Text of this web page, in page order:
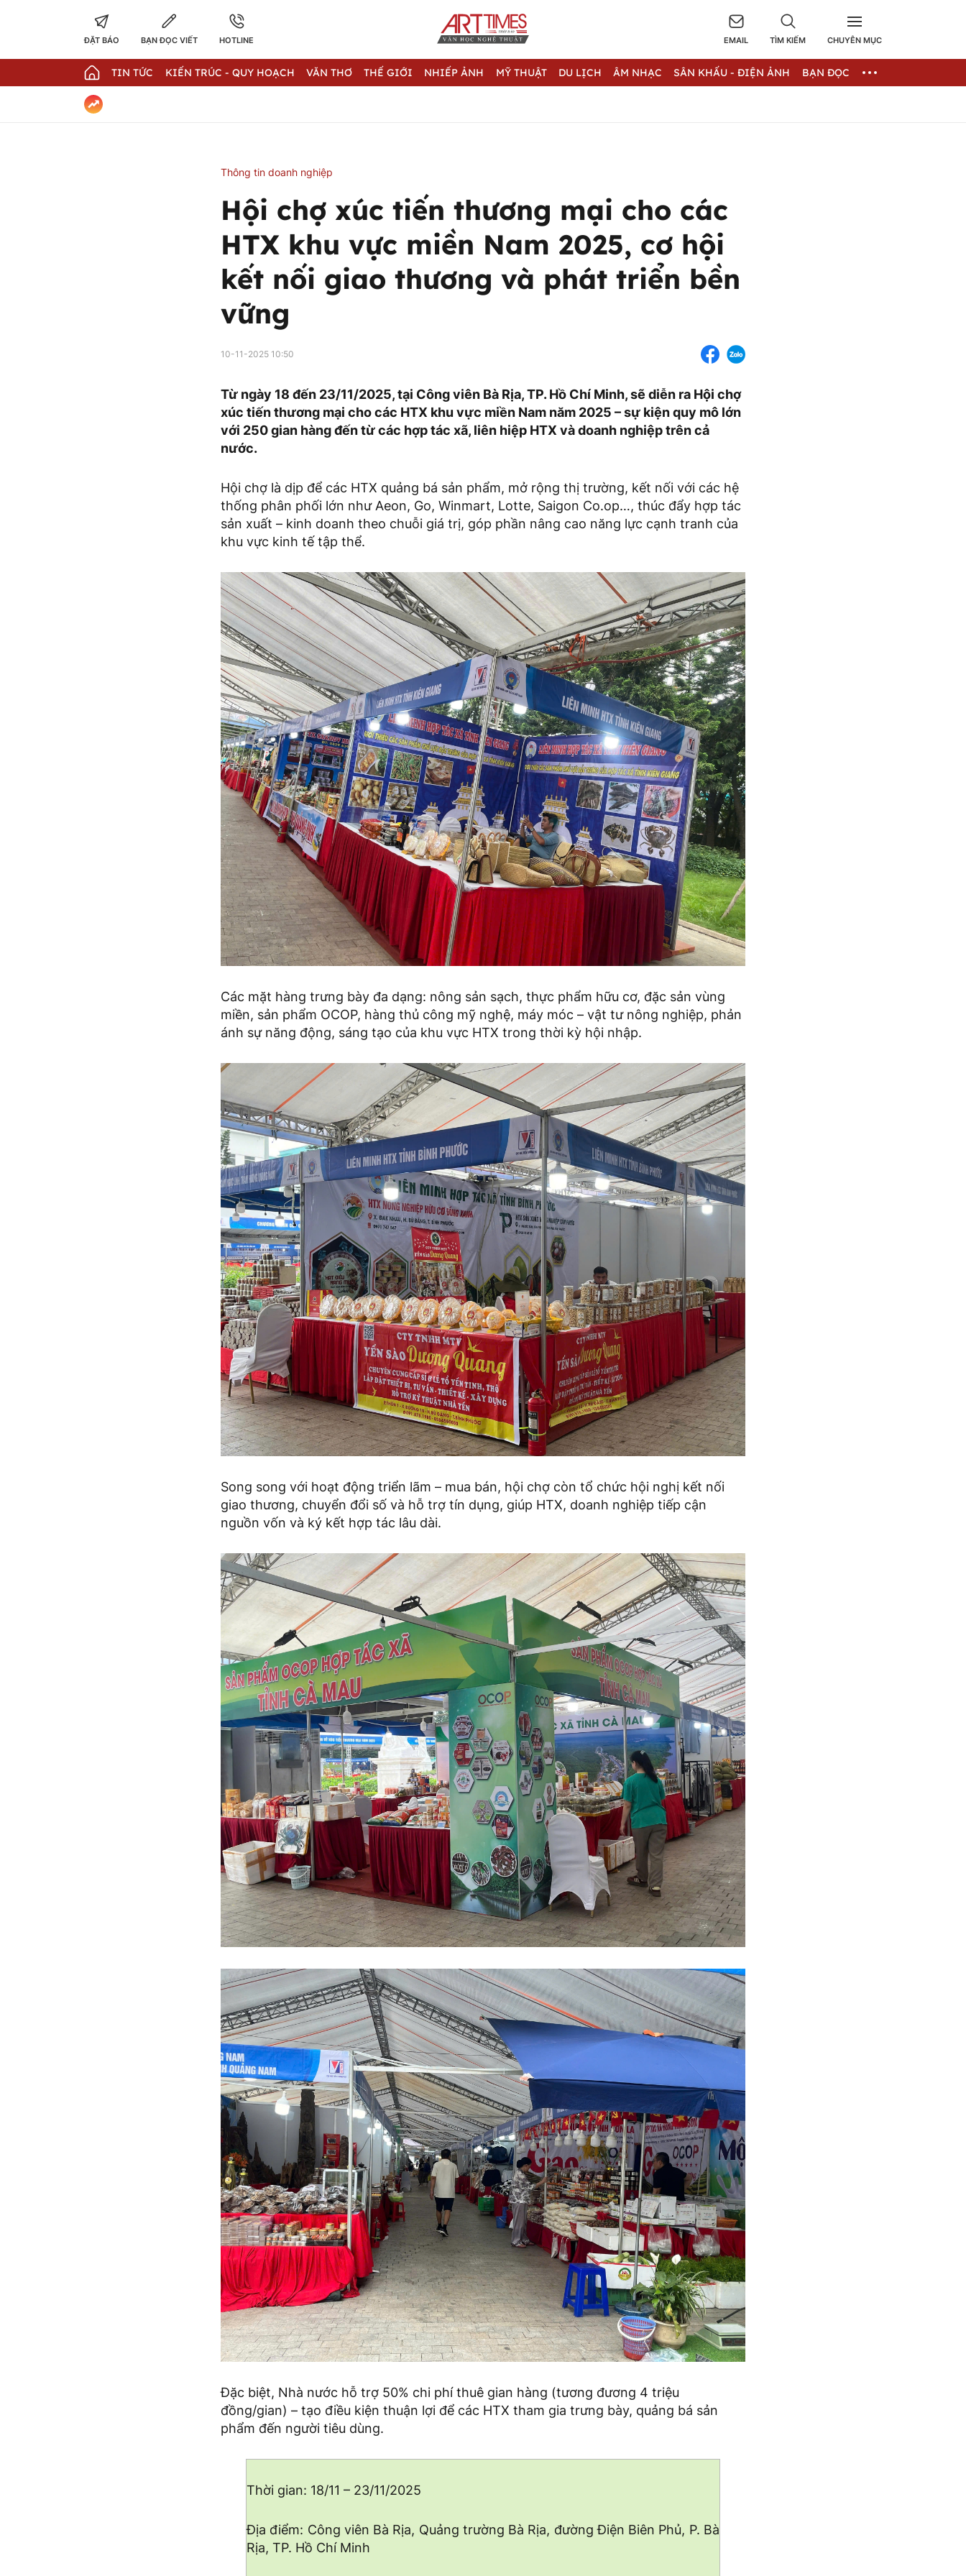
ĐẶT BÁO BẠN ĐỌC VIẾT HOTLINE EMAIL TÌM KIẾM CHUYÊN MỤC
TIN TỨC KIẾN TRÚC - QUY HOẠCH VĂN THƠ THẾ GIỚI NHIẾP ẢNH MỸ THUẬT DU LỊCH ÂM NHẠC SÂN KHẤU - ĐIỆN ẢNH BẠN ĐỌC
Thông tin doanh nghiệp
Hội chợ xúc tiến thương mại cho các
HTX khu vực miền Nam 2025, cơ hội
kết nối giao thương và phát triển bền
vững
10-11-2025 10:50
Từ ngày 18 đến 23/11/2025, tại Công viên Bà Rịa, TP. Hồ Chí Minh, sẽ diễn ra Hội chợ
xúc tiến thương mại cho các HTX khu vực miền Nam năm 2025 – sự kiện quy mô lớn
với 250 gian hàng đến từ các hợp tác xã, liên hiệp HTX và doanh nghiệp trên cả
nước.
Hội chợ là dịp để các HTX quảng bá sản phẩm, mở rộng thị trường, kết nối với các hệ
thống phân phối lớn như Aeon, Go, Winmart, Lotte, Saigon Co.op…, thúc đẩy hợp tác
sản xuất – kinh doanh theo chuỗi giá trị, góp phần nâng cao năng lực cạnh tranh của
khu vực kinh tế tập thể.
Các mặt hàng trưng bày đa dạng: nông sản sạch, thực phẩm hữu cơ, đặc sản vùng
miền, sản phẩm OCOP, hàng thủ công mỹ nghệ, máy móc – vật tư nông nghiệp, phản
ánh sự năng động, sáng tạo của khu vực HTX trong thời kỳ hội nhập.
Song song với hoạt động triển lãm – mua bán, hội chợ còn tổ chức hội nghị kết nối
giao thương, chuyển đổi số và hỗ trợ tín dụng, giúp HTX, doanh nghiệp tiếp cận
nguồn vốn và ký kết hợp tác lâu dài.
Đặc biệt, Nhà nước hỗ trợ 50% chi phí thuê gian hàng (tương đương 4 triệu
đồng/gian) – tạo điều kiện thuận lợi để các HTX tham gia trưng bày, quảng bá sản
phẩm đến người tiêu dùng.
Thời gian: 18/11 – 23/11/2025
Địa điểm: Công viên Bà Rịa, Quảng trường Bà Rịa, đường Điện Biên Phủ, P. Bà
Rịa, TP. Hồ Chí Minh